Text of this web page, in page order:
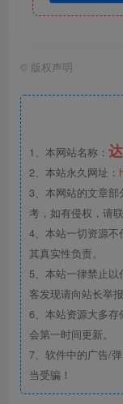
© 版权声明
1、本网站名称：
2、本站永久网址：
3、本网站的文章
考，如有侵权，请
4、本站一切资源
其真实性负责。
5、本站一律禁止
客发现请向站长举报
6、本站资源大多
会第一时间更新。
7、软件中的广告/
当受骗！